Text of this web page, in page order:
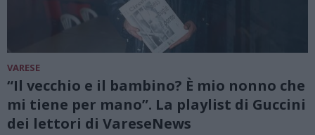
VARESE
“Il vecchio e il bambino? È mio nonno che
mi tiene per mano”. La playlist di Guccini
dei lettori di VareseNews